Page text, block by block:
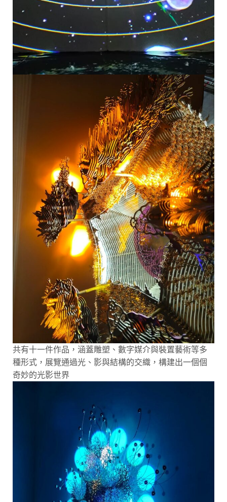
共有十一件作品，涵蓋雕塑、數字媒介與裝置藝術等多
種形式，展覽通過光、影與結構的交織，構建出一個個
奇妙的光影世界